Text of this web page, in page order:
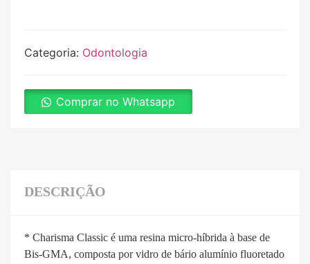
Categoria: Odontologia
Comprar no Whatsapp
DESCRIÇÃO
* Charisma Classic é uma resina micro-híbrida à base de
Bis-GMA, composta por vidro de bário alumínio fluoretado